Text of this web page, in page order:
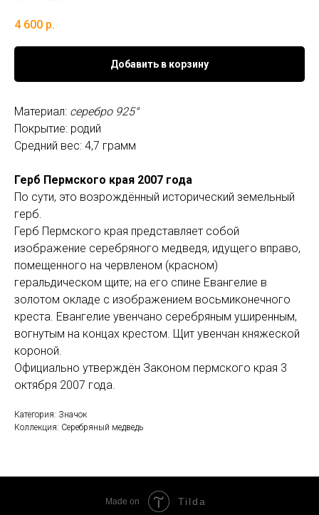
4 600 р.
Добавить в корзину
Материал: серебро 925°
Покрытие: родий
Средний вес: 4,7 грамм
Герб Пермского края 2007 года
По сути, это возрождённый исторический земельный
герб.
Герб Пермского края представляет собой
изображение серебряного медведя, идущего вправо,
помещенного на червленом (красном)
геральдическом щите; на его спине Евангелие в
золотом окладе с изображением восьмиконечного
креста. Евангелие увенчано серебряным уширенным,
вогнутым на концах крестом. Щит увенчан княжеской
короной.
Официально утверждён Законом пермского края 3
октября 2007 года.
Категория: Значок
Коллекция: Серебряный медведь
Made on Tilda